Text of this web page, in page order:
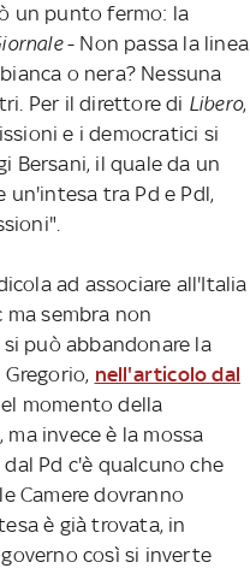
un punto fermo: la
- Non passa la linea
o nera? Nessuna
Per il direttore di Libero,
e i democratici si
Bersani, il quale da un
un'intesa tra Pd e Pdl,
ad associare all'Italia
sembra non
si può abbandonare la
nell'articolo dal
momento della
invece è la mossa
Pd c'è qualcuno che
Camere dovranno
è già trovata, in
così si inverte